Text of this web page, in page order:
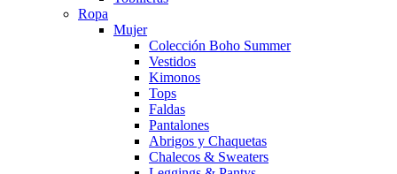
Ropa
Mujer
Colección Boho Summer
Vestidos
Kimonos
Tops
Faldas
Pantalones
Abrigos y Chaquetas
Chalecos & Sweaters